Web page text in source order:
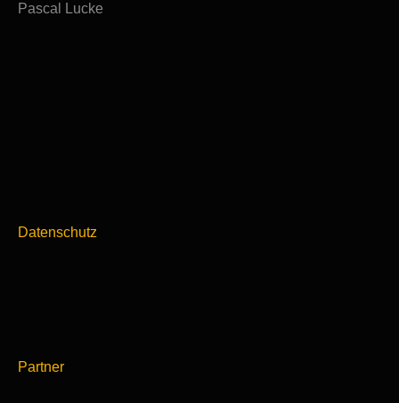
Pascal Lucke
Datenschutz
Partner